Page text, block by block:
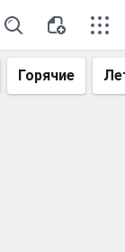
Горячие